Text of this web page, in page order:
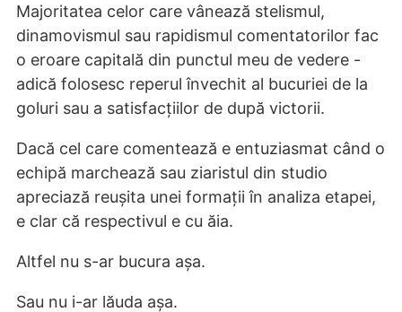
Majoritatea celor care vânează stelismul,
dinamovismul sau rapidismul comentatorilor fac
o eroare capitală din punctul meu de vedere -
adică folosesc reperul învechit al bucuriei de la
goluri sau a satisfacțiilor de după victorii.
Dacă cel care comentează e entuziasmat când o
echipă marchează sau ziaristul din studio
apreciază reușita unei formații în analiza etapei,
e clar că respectivul e cu ăia.
Altfel nu s-ar bucura așa.
Sau nu i-ar lăuda așa.